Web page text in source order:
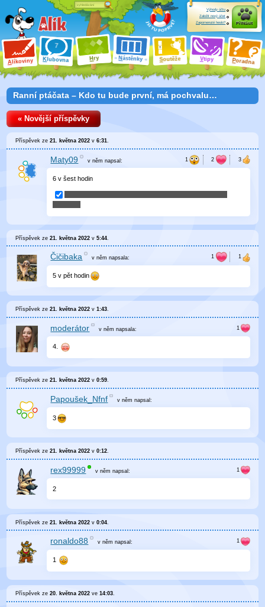
Alíkoviny Klubovna Hry Nástěnky Soutěže Vtipy Poradna
Výhody účtu
Založit nový účet
Zapomenuté heslo?
Přihlásit
Ranní ptáčata – Kdo tu bude první, má pochvalu…
« Novější příspěvky
Příspěvek ze21. května 2022 v6:31.
Maty09 v němnapsal:
6 v šest hodin
Příspěvek ze21. května 2022 v5:44
Čičibaka v němnapsala:
5 v pět hodin
Příspěvek ze21. května 2022 v1:43
moderátor v němnapsala:
4.
Příspěvek ze21. května 2022 v0:59.
Papoušek_Nfnf v němnapsal:
3
Příspěvek ze21. května 2022 v0:12.
rex99999 v němnapsal:
2
Příspěvek ze21. května 2022 v0:04
ronaldo88 v němnapsal:
1
Příspěvek ze20. května 2022 ve14:03